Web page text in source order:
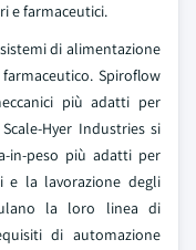
e farmaceutici.
di alimentazione
Spiroflow
più adatti per
Hyer Industries si
in-peso più adatti per
e la lavorazione degli
la loro linea di
di automazione